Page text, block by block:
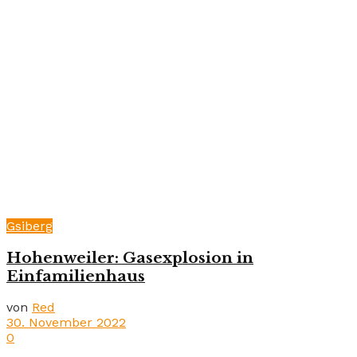
Gsiberg
Hohenweiler: Gasexplosion in
Einfamilienhaus
von Red
30. November 2022
0